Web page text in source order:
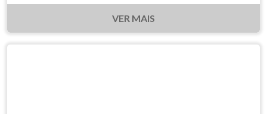
VER MAIS